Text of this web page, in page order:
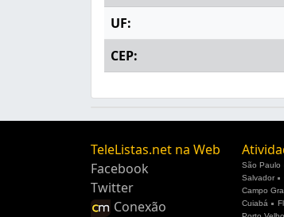
UF:
CEP:
TeleListas.net na Web
Facebook
Twitter
Conexão
São Paulo
Salvador
Campo
Cuiabá